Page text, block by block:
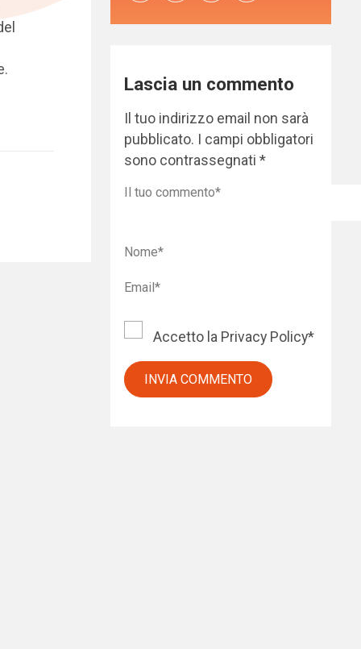
Lascia un commento
Il tuo indirizzo email non sarà
pubblicato. I campi obbligatori
sono contrassegnati*
Accetto la Privacy Policy*